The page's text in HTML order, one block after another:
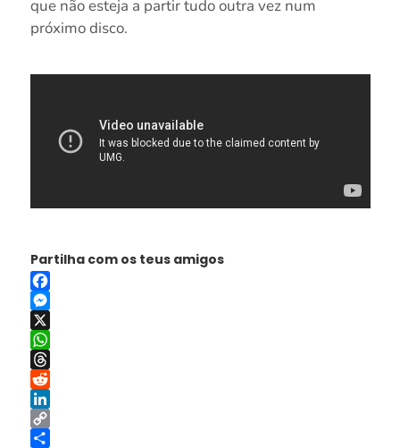
que não esteja a partir tudo outra vez num
próximo disco.
Partilha com os teus amigos
Facebook
Messenger
X
WhatsApp
Threads
Reddit
LinkedIn
Copy